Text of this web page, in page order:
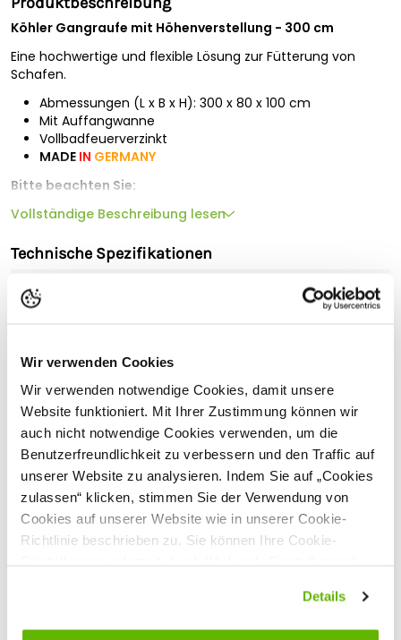
Wir verwenden Cookies
Wir verwenden notwendige Cookies, damit unsere
Website funktioniert. Mit Ihrer Zustimmung können wir
auch nicht notwendige Cookies verwenden, um die
Benutzerfreundlichkeit zu verbessern und den Traffic auf
unserer Website zu analysieren. Indem Sie auf „Cookies
zulassen“ klicken, stimmen Sie der Verwendung von
Cookies auf unserer Website wie in unserer Cookie-
Richtlinie beschrieben zu. Sie können Ihre Cookie-
Details
Köhler Gangraufe mit Höhenverstellung - 300 cm
Eine hochwertige und flexible Lösung zur Fütterung von
Schafen.
Abmessungen (L x B x H): 300 x 80 x 100 cm
Mit Auffangwanne
Vollbadfeuerverzinkt
MADE IN GERMANY
Bitte beachten Sie:
Die Lieferung erfolgt mit vorherigem Avis durch eine
eines Liefertermins in Verbindung. Bitte geben Sie hierzu
unbedingt eine Telefonnummer
erreichen können. Für diesen Artikel berechnen wir einen
Sperrgutzuschlag von 170.- €/Stück
inkl. MwSt..
Sicherheitshinweise
Hersteller: Köhler GmbH & Co.KG, Baubergstr. 4-6, 34388,
Trendelburg-Deisel, Deutschland,info@koehler-holz.de
Vollständige Beschreibung lesen
Technische Spezifikationen
Geeignet für
Gewicht (kg)
90
Sehen Sie sich alle technischen Spezifikationen an
Kundenbewertungen